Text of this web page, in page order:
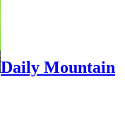
Daily Mountain